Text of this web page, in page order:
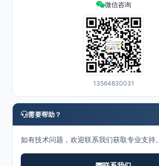
微信咨询
13564830031
需要帮助？
如有技术问题，欢迎联系我们获取专业支持。